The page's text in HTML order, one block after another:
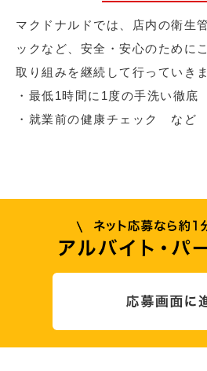
マクドナルドでは、店内の衛生
ックなど、安全・安心のために
取り組みを継続して行っていきま
・最低1時間に1度の手洗い徹底
・就業前の健康チェック など